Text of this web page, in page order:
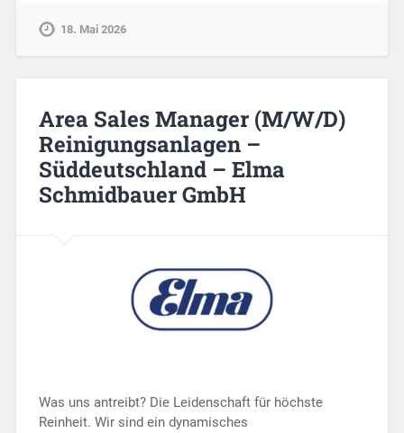
18. Mai 2026
Area Sales Manager (M/W/D)
Reinigungsanlagen –
Süddeutschland – Elma
Schmidbauer GmbH
Was uns antreibt? Die Leidenschaft für höchste
Reinheit. Wir sind ein dynamisches